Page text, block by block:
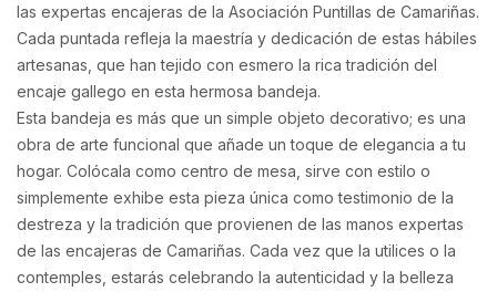
las expertas encajeras de la Asociación Puntillas de Camariñas.
Cada puntada refleja la maestría y dedicación de estas hábiles
artesanas, que han tejido con esmero la rica tradición del
encaje gallego en esta hermosa bandeja.
Esta bandeja es más que un simple objeto decorativo; es una
obra de arte funcional que añade un toque de elegancia a tu
hogar. Colócala como centro de mesa, sirve con estilo o
simplemente exhibe esta pieza única como testimonio de la
destreza y la tradición que provienen de las manos expertas
de las encajeras de Camariñas. Cada vez que la utilices o la
contemples, estarás celebrando la autenticidad y la belleza